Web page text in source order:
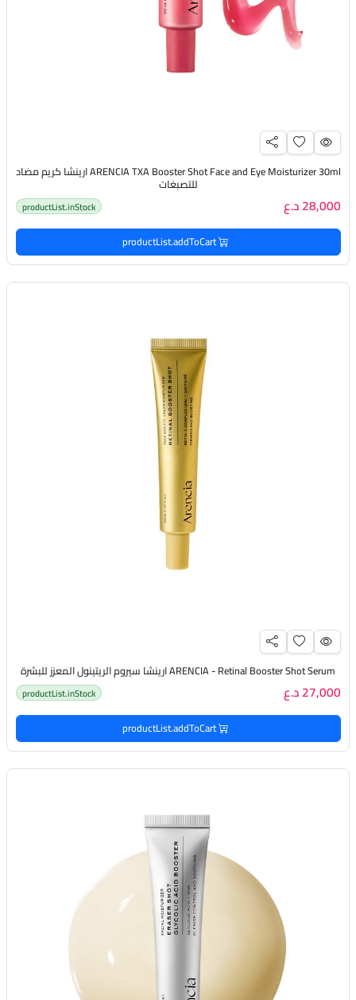
ARENCIA TXA Booster Shot Face and Eye Moisturizer 30ml ارينشا كريم مضاد
للتصبغات
28,000 د.ع productList.inStock
productList.addToCart
ARENCIA - Retinal Booster Shot Serum ارينشا سيروم الريتينول المعزز للبشرة
27,000 د.ع productList.inStock
productList.addToCart